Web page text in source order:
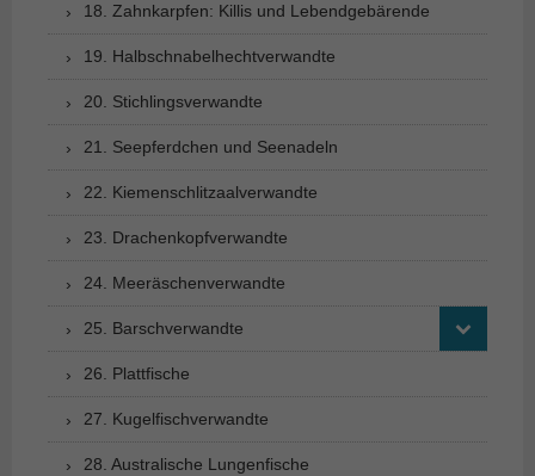
18. Zahnkarpfen: Killis und Lebendgebärende
19. Halbschnabelhechtverwandte
20. Stichlingsverwandte
21. Seepferdchen und Seenadeln
22. Kiemenschlitzaalverwandte
23. Drachenkopfverwandte
24. Meeräschenverwandte
25. Barschverwandte
26. Plattfische
27. Kugelfischverwandte
28. Australische Lungenfische